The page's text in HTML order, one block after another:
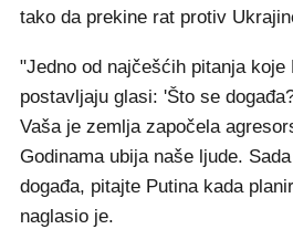
tako da prekine rat protiv
"Jedno od najčešćih pitanja
postavljaju glasi: 'Što se
Vaša je zemlja započela
Godinama ubija naše ljude.
događa, pitajte Putina kada
naglasio je.